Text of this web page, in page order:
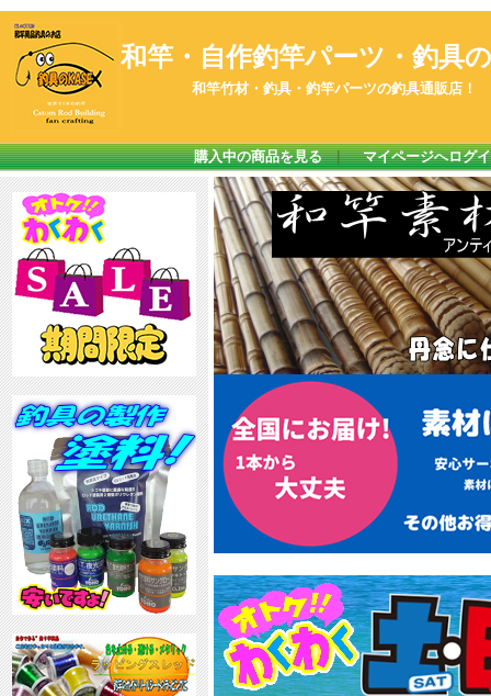
和竿・自作釣竿パーツ・釣具の
和竿竹材・釣具・釣竿パーツの釣具通販店！
購入中の商品を見る｜ マイページへログ